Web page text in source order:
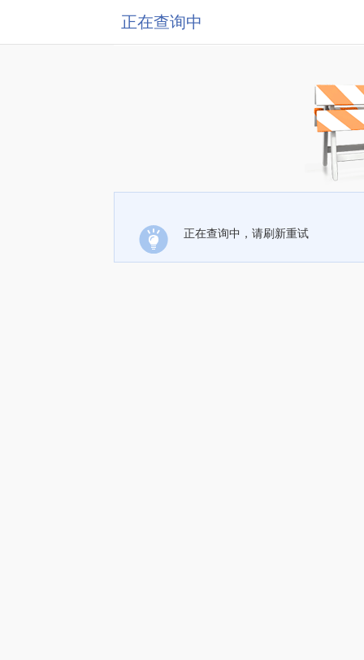
正在查询中
正在查询中，请刷新重试